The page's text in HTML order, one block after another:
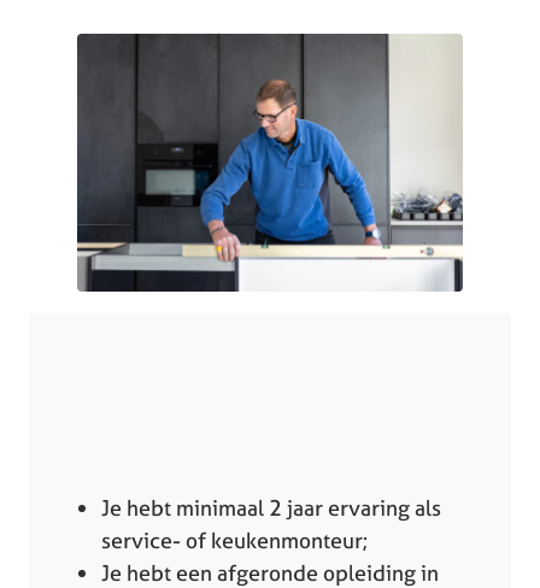
Je hebt minimaal 2 jaar ervaring als
service- of keukenmonteur;
Je hebt een afgeronde opleiding in